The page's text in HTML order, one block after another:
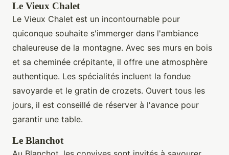
Le Vieux Chalet
Le Vieux Chalet est un incontournable pour
quiconque souhaite s'immerger dans l'ambiance
chaleureuse de la montagne. Avec ses murs en bois
et sa cheminée crépitante, il offre une atmosphère
authentique. Les spécialités incluent la fondue
savoyarde et le gratin de crozets. Ouvert tous les
jours, il est conseillé de réserver à l'avance pour
garantir une table.
Le Blanchot